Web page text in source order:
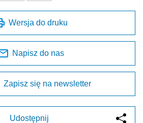
Wersja do druku
Napisz do nas
Zapisz się na newsletter
Udostępnij